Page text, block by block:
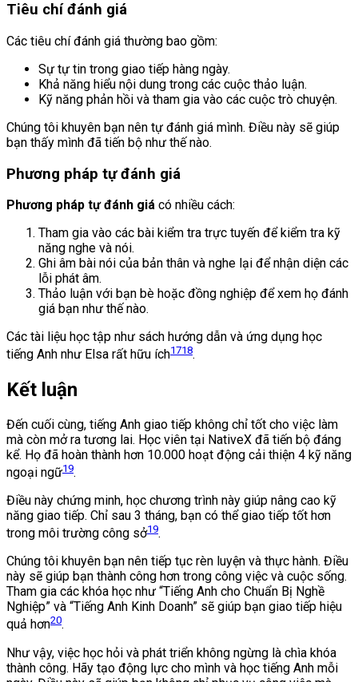
Tiêu chí đánh giá
Các tiêu chí đánh giá thường bao gồm:
Sự tự tin trong giao tiếp hàng ngày.
Khả năng hiểu nội dung trong các cuộc thảo luận.
Kỹ năng phản hồi và tham gia vào các cuộc trò chuyện.
Chúng tôi khuyên bạn nên tự đánh giá mình. Điều này sẽ giúp
bạn thấy mình đã tiến bộ như thế nào.
Phương pháp tự đánh giá
Phương pháp tự đánh giá có nhiều cách:
Tham gia vào các bài kiểm tra trực tuyến để kiểm tra kỹ
năng nghe và nói.
Ghi âm bài nói của bản thân và nghe lại để nhận diện các
lỗi phát âm.
Thảo luận với bạn bè hoặc đồng nghiệp để xem họ đánh
giá bạn như thế nào.
Các tài liệu học tập như sách hướng dẫn và ứng dụng học
tiếng Anh như Elsa rất hữu ích1718.
Kết luận
Đến cuối cùng, tiếng Anh giao tiếp không chỉ tốt cho việc làm
mà còn mở ra tương lai. Học viên tại NativeX đã tiến bộ đáng
kể. Họ đã hoàn thành hơn 10.000 hoạt động cải thiện 4 kỹ năng
ngoại ngữ19.
Điều này chứng minh, học chương trình này giúp nâng cao kỹ
năng giao tiếp. Chỉ sau 3 tháng, bạn có thể giao tiếp tốt hơn
trong môi trường công sở19.
Chúng tôi khuyên bạn nên tiếp tục rèn luyện và thực hành. Điều
này sẽ giúp bạn thành công hơn trong công việc và cuộc sống.
Tham gia các khóa học như “Tiếng Anh cho Chuẩn Bị Nghề
Nghiệp” và “Tiếng Anh Kinh Doanh” sẽ giúp bạn giao tiếp hiệu
quả hơn20.
Như vậy, việc học hỏi và phát triển không ngừng là chìa khóa
thành công. Hãy tạo động lực cho mình và học tiếng Anh mỗi